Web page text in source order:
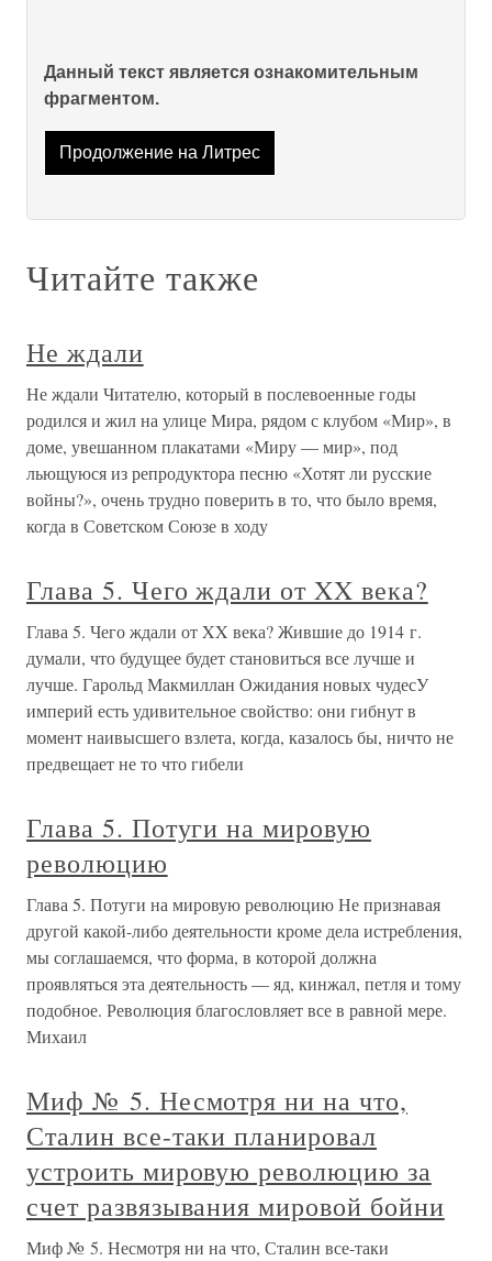
Данный текст является ознакомительным
фрагментом.
Продолжение на Литрес
Читайте также
Не ждали
Не ждали Читателю, который в послевоенные годы
родился и жил на улице Мира, рядом с клубом «Мир», в
доме, увешанном плакатами «Миру — мир», под
льющуюся из репродуктора песню «Хотят ли русские
войны?», очень трудно поверить в то, что было время,
когда в Советском Союзе в ходу
Глава 5. Чего ждали от XX века?
Глава 5. Чего ждали от XX века? Жившие до 1914 г.
думали, что будущее будет становиться все лучше и
лучше. Гарольд Макмиллан Ожидания новых чудесУ
империй есть удивительное свойство: они гибнут в
момент наивысшего взлета, когда, казалось бы, ничто не
предвещает не то что гибели
Глава 5. Потуги на мировую
революцию
Глава 5. Потуги на мировую революцию Не признавая
другой какой-либо деятельности кроме дела истребления,
мы соглашаемся, что форма, в которой должна
проявляться эта деятельность — яд, кинжал, петля и тому
подобное. Революция благословляет все в равной мере.
Михаил
Миф № 5. Несмотря ни на что,
Сталин все-таки планировал
устроить мировую революцию за
счет развязывания мировой бойни
Миф № 5. Несмотря ни на что, Сталин все-таки